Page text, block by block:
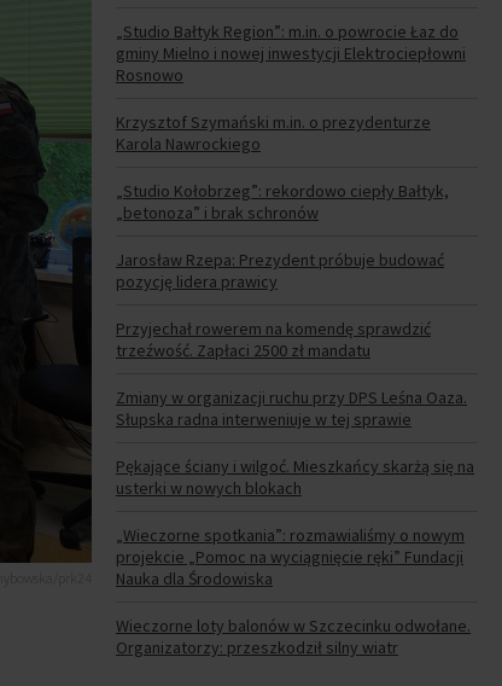
„Studio Bałtyk Region”: m.in. o powrocie Łaz do
gminy Mielno i nowej inwestycji Elektrociepłowni
Rosnowo
Krzysztof Szymański m.in. o prezydenturze
Karola Nawrockiego
„Studio Kołobrzeg”: rekordowo ciepły Bałtyk,
„betonoza” i brak schronów
Jarosław Rzepa: Prezydent próbuje budować
pozycję lidera prawicy
Przyjechał rowerem na komendę sprawdzić
trzeźwość. Zapłaci 2500 zł mandatu
Zmiany w organizacji ruchu przy DPS Leśna Oaza.
Słupska radna interweniuje w tej sprawie
Pękające ściany i wilgoć. Mieszkańcy skarżą się na
usterki w nowych blokach
„Wieczorne spotkania”: rozmawialiśmy o nowym
projekcie „Pomoc na wyciągnięcie ręki” Fundacji
Nauka dla Środowiska
Wieczorne loty balonów w Szczecinku odwołane.
Organizatorzy: przeszkodził silny wiatr